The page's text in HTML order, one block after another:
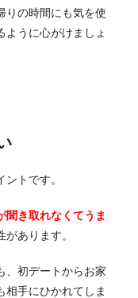
りの時間にも気を使
ように心がけましょ
トです。
聞き取れなくてうま
があります。
、初デートからお家
相手にひかれてしま